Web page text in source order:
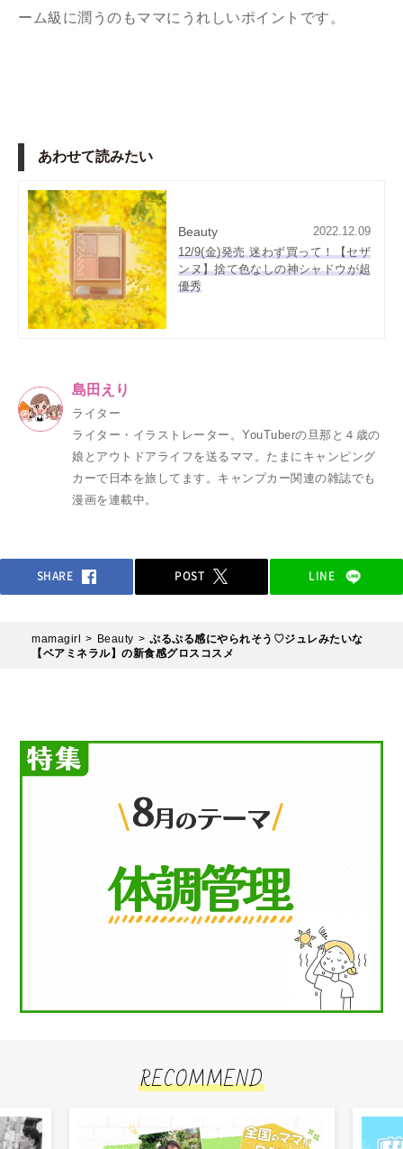
ーム級に潤うのもママにうれしいポイントです。
あわせて読みたい
Beauty
2022.12.09
12/9(金)発売 迷わず買って！【セザ
ンヌ】捨て色なしの神シャドウが超
優秀
島田えり
ライター
ライター・イラストレーター。YouTuberの旦那と４歳の
娘とアウトドアライフを送るママ。たまにキャンピング
カーで日本を旅してます。キャンプカー関連の雑誌でも
漫画を連載中。
SHARE POST LINE
mamagirl Beauty
ぷるぷる感にやられそう♡ジュレみたいな
【ベアミネラル】の新食感グロスコスメ
RECOMMEND